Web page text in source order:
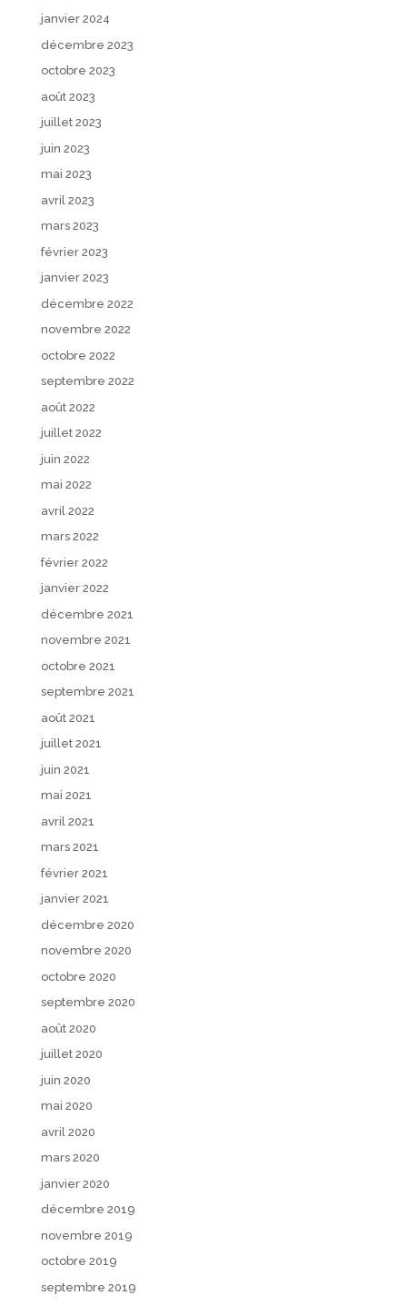
janvier 2024
décembre 2023
octobre 2023
août 2023
juillet 2023
juin 2023
mai 2023
avril 2023
mars 2023
février 2023
janvier 2023
décembre 2022
novembre 2022
octobre 2022
septembre 2022
août 2022
juillet 2022
juin 2022
mai 2022
avril 2022
mars 2022
février 2022
janvier 2022
décembre 2021
novembre 2021
octobre 2021
septembre 2021
août 2021
juillet 2021
juin 2021
mai 2021
avril 2021
mars 2021
février 2021
janvier 2021
décembre 2020
novembre 2020
octobre 2020
septembre 2020
août 2020
juillet 2020
juin 2020
mai 2020
avril 2020
mars 2020
janvier 2020
décembre 2019
novembre 2019
octobre 2019
septembre 2019